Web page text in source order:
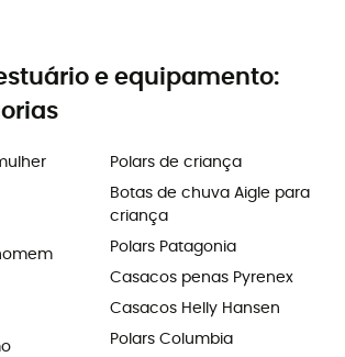
e equipamento:
Polars de criança
Botas de chuva Aigle para
criança
Polars Patagonia
Casacos penas Pyrenex
Casacos Helly Hansen
Polars Columbia